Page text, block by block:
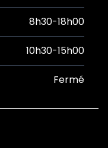
8h30-18h00
10h30-15h00
Fermé